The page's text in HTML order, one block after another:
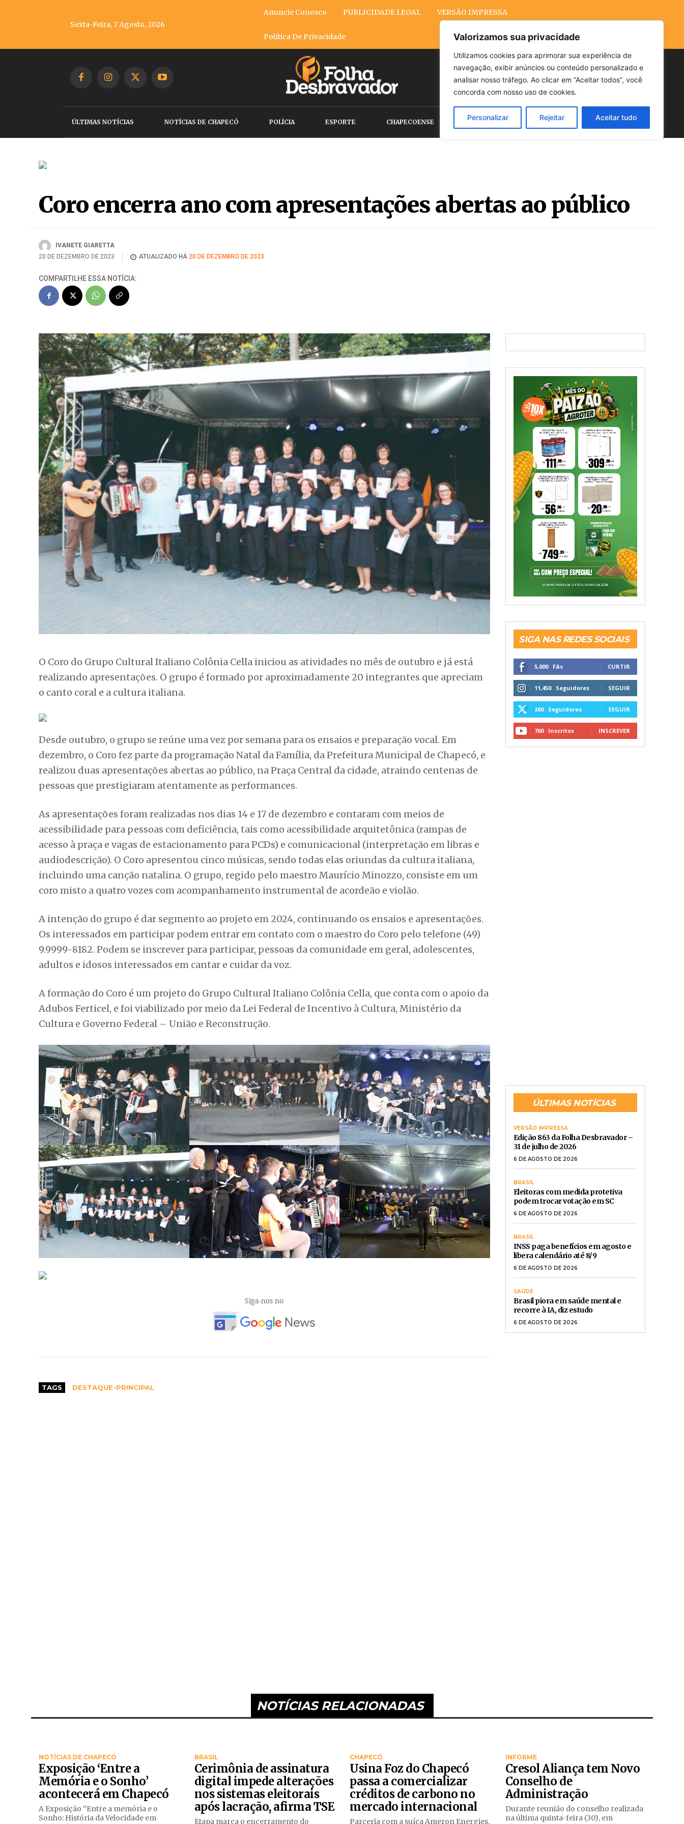
Valorizamos sua privacidade
Utilizamos cookies para aprimorar sua experiência de
navegação, exibir anúncios ou conteúdo personalizado e
analisar nosso tráfego. Ao clicar em “Aceitar todos”, você
concorda com nosso uso de cookies.
Personalizar Rejeitar Aceitar tudo
Sexta-Feira, 7 Agosto, 2026
Anuncie Conosco PUBLICIDADE LEGAL VERSÃO IMPRESSA
Política De Privacidade
Buscar
ÚLTIMAS NOTÍCIAS NOTÍCIAS DE CHAPECÓ POLÍCIA ESPORTE CHAPECOENSE POLÍTICA CLIMA ECONOMIA
Coro encerra ano com apresentações abertas ao público
IVANETE GIARETTA
20 DE DEZEMBRO DE 2023
ATUALIZADO HÁ 20 DE DEZEMBRO DE 2023
COMPARTILHE ESSA NOTÍCIA:
O Coro do Grupo Cultural Italiano Colônia Cella iniciou as atividades no mês de outubro e já está
realizando apresentações. O grupo é formado por aproximadamente 20 integrantes que apreciam
o canto coral e a cultura italiana.
Desde outubro, o grupo se reúne uma vez por semana para os ensaios e preparação vocal. Em
dezembro, o Coro fez parte da programação Natal da Família, da Prefeitura Municipal de Chapecó, e
realizou duas apresentações abertas ao público, na Praça Central da cidade, atraindo centenas de
pessoas que prestigiaram atentamente as performances.
As apresentações foram realizadas nos dias 14 e 17 de dezembro e contaram com meios de
acessibilidade para pessoas com deficiência, tais como acessibilidade arquitetônica (rampas de
acesso à praça e vagas de estacionamento para PCDs) e comunicacional (interpretação em libras e
audiodescrição). O Coro apresentou cinco músicas, sendo todas elas oriundas da cultura italiana,
incluindo uma canção natalina. O grupo, regido pelo maestro Maurício Minozzo, consiste em um
coro misto a quatro vozes com acompanhamento instrumental de acordeão e violão.
A intenção do grupo é dar segmento ao projeto em 2024, continuando os ensaios e apresentações.
Os interessados em participar podem entrar em contato com o maestro do Coro pelo telefone (49)
9.9999-8182. Podem se inscrever para participar, pessoas da comunidade em geral, adolescentes,
adultos e idosos interessados em cantar e cuidar da voz.
A formação do Coro é um projeto do Grupo Cultural Italiano Colônia Cella, que conta com o apoio da
Adubos Ferticel, e foi viabilizado por meio da Lei Federal de Incentivo à Cultura, Ministério da
Cultura e Governo Federal – União e Reconstrução.
Siga-nos no
TAGS DESTAQUE-PRINCIPAL
SIGA NAS REDES SOCIAIS
5,000 Fãs CURTIR
11,450 Seguidores SEGUIR
260 Seguidores SEGUIR
760 Inscritos INSCREVER
ÚLTIMAS NOTÍCIAS
VERSÃO IMPRESSA
Edição 863 da Folha Desbravador –
31 de julho de 2026
6 DE AGOSTO DE 2026
BRASIL
Eleitoras com medida protetiva
podem trocar votação em SC
6 DE AGOSTO DE 2026
BRASIL
INSS paga benefícios em agosto e
libera calendário até 8/9
6 DE AGOSTO DE 2026
SAÚDE
Brasil piora em saúde mental e
recorre à IA, diz estudo
6 DE AGOSTO DE 2026
NOTÍCIAS RELACIONADAS
NOTÍCIAS DE CHAPECÓ
Exposição ‘Entre a
Memória e o Sonho’
acontecerá em Chapecó
A Exposição “Entre a memória e o
Sonho: História da Velocidade em
BRASIL
Cerimônia de assinatura
digital impede alterações
nos sistemas eleitorais
após lacração, afirma TSE
Etapa marca o encerramento do
CHAPECÓ
Usina Foz do Chapecó
passa a comercializar
créditos de carbono no
mercado internacional
Parceria com a suíça Ameron Energies,
INFORME
Cresol Aliança tem Novo
Conselho de
Administração
Durante reunião do conselho realizada
na última quinta-feira (30), em